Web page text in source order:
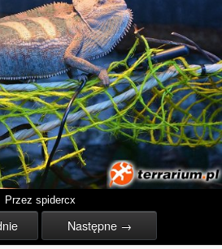
Przez spidercx
Następne →